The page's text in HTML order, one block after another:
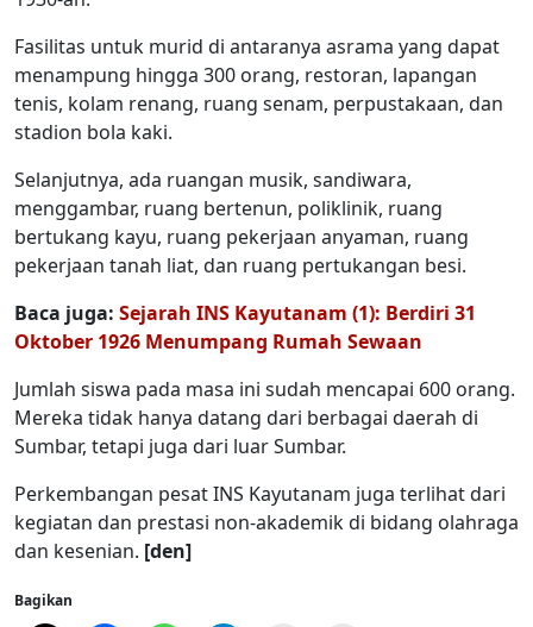
Fasilitas untuk murid di antaranya asrama yang dapat
menampung hingga 300 orang, restoran, lapangan
tenis, kolam renang, ruang senam, perpustakaan, dan
stadion bola kaki.
Selanjutnya, ada ruangan musik, sandiwara,
menggambar, ruang bertenun, poliklinik, ruang
bertukang kayu, ruang pekerjaan anyaman, ruang
pekerjaan tanah liat, dan ruang pertukangan besi.
Baca juga: Sejarah INS Kayutanam (1): Berdiri 31
Oktober 1926 Menumpang Rumah Sewaan
Jumlah siswa pada masa ini sudah mencapai 600 orang.
Mereka tidak hanya datang dari berbagai daerah di
Sumbar, tetapi juga dari luar Sumbar.
Perkembangan pesat INS Kayutanam juga terlihat dari
kegiatan dan prestasi non-akademik di bidang olahraga
dan kesenian. [den]
Bagikan